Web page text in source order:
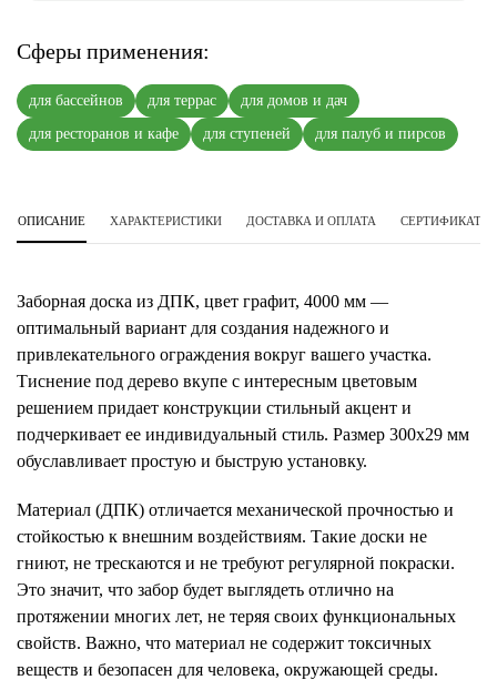
Сферы применения:
для бассейнов для террас
для домов и дач
для ресторанов и кафе
для ступеней для палуб и пирсов
ОПИСАНИЕ ХАРАКТЕРИСТИКИ ДОСТАВКА И ОПЛАТА СЕРТИФИКАТЫ
Заборная доска из ДПК, цвет графит, 4000 мм —
оптимальный вариант для создания надежного и
привлекательного ограждения вокруг вашего участка.
Тиснение под дерево вкупе с интересным цветовым
решением придает конструкции стильный акцент и
подчеркивает ее индивидуальный стиль. Размер 300х29 мм
обуславливает простую и быструю установку.
Материал (ДПК) отличается механической прочностью и
стойкостью к внешним воздействиям. Такие доски не
гниют, не трескаются и не требуют регулярной покраски.
Это значит, что забор будет выглядеть отлично на
протяжении многих лет, не теряя своих функциональных
свойств. Важно, что материал не содержит токсичных
веществ и безопасен для человека, окружающей среды.